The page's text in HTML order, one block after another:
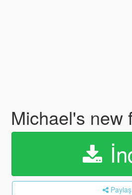
Michael's new
Paylaş